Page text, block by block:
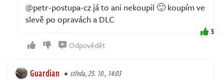
@petr-postupa-cz já to ani nekoupil 🙂 koupím ve
slevě po opravách a DLC
5
Odpovědět
Guardian středa, 25. 10., 14:03